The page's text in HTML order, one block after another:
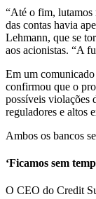
“Até o fim, lutamos
das contas havia
Lehmann, que se
aos acionistas. “A
Em um
confirmou que o
possíveis violações
reguladores e altos
Ambos os bancos
‘Ficamos sem
O CEO do Credit